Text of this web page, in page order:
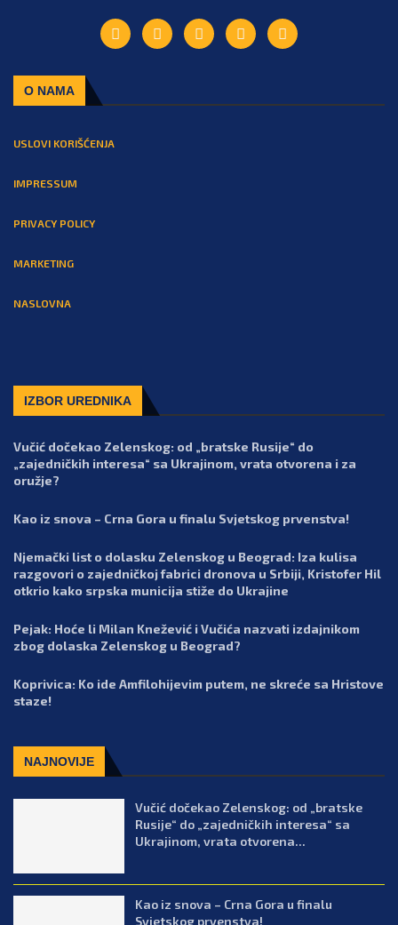
O NAMA
USLOVI KORIŠĆENJA
IMPRESSUM
PRIVACY POLICY
MARKETING
NASLOVNA
IZBOR UREDNIKA
Vučić dočekao Zelenskog: od „bratske Rusije“ do
„zajedničkih interesa“ sa Ukrajinom, vrata otvorena i za
oružje?
Kao iz snova – Crna Gora u finalu Svjetskog prvenstva!
Njemački list o dolasku Zelenskog u Beograd: Iza kulisa
razgovori o zajedničkoj fabrici dronova u Srbiji, Kristofer Hil
otkrio kako srpska municija stiže do Ukrajine
Pejak: Hoće li Milan Knežević i Vučića nazvati izdajnikom
zbog dolaska Zelenskog u Beograd?
Koprivica: Ko ide Amfilohijevim putem, ne skreće sa Hristove
staze!
NAJNOVIJE
Vučić dočekao Zelenskog: od „bratske
Rusije“ do „zajedničkih interesa“ sa
Ukrajinom, vrata otvorena...
Kao iz snova – Crna Gora u finalu
Svjetskog prvenstva!